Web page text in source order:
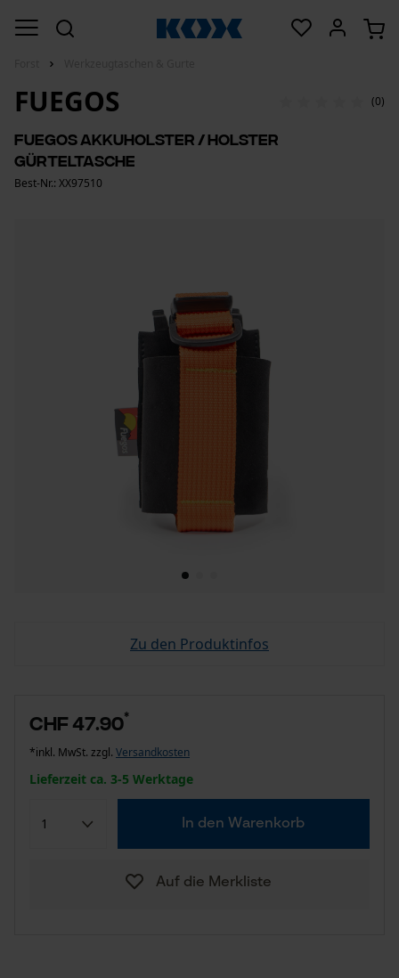
FUEGOS (0)
Fuegos Akkuholster / Holster
Gürteltasche
Best-Nr.: XX97510
Zu den Produktinfos
CHF 47.90*
*inkl. MwSt. zzgl. Versandkosten
Lieferzeit ca. 3-5 Werktage
In den Warenkorb
Auf die Merkliste